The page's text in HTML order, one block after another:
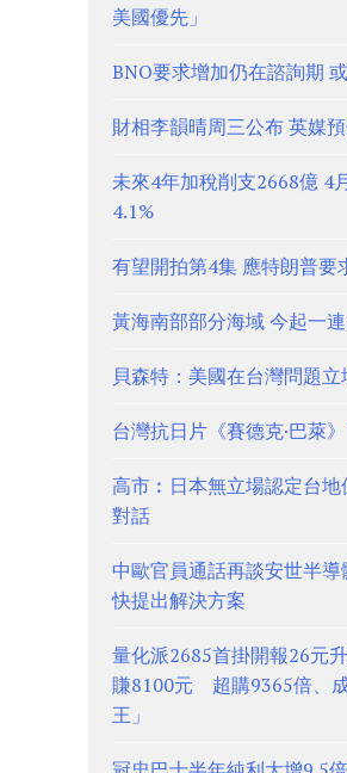
美國優先」
BNO要求增加仍在諮詢期
財相李韻晴周三公布 英媒
未來4年加稅削支2668億 4
4.1%
有望開拍第4集 應特朗普要
黃海南部部分海域 今起一
貝森特：美國在台灣問題
台灣抗日片《賽德克·巴萊
高市︰日本無立場認定台
對話
中歐官員通話再談安世半
快提出解決方案
量化派2685首掛開報26元
賺8100元 超購9365倍、
王」